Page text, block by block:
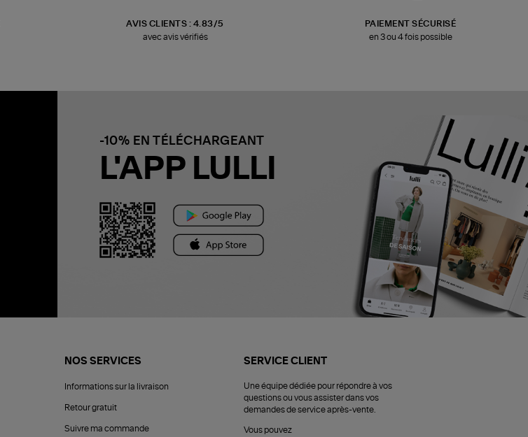
AVIS CLIENTS : 4.83/5
avec avis vérifiés
PAIEMENT SÉCURISÉ
en 3 ou 4 fois possible
-10% EN TÉLÉCHARGEANT
L'APP LULLI
NOS SERVICES
Informations sur la livraison
Retour gratuit
Suivre ma commande
SERVICE CLIENT
Une équipe dédiée pour répondre à vos
questions ou vous assister dans vos
demandes de service après-vente.
Vous pouvez